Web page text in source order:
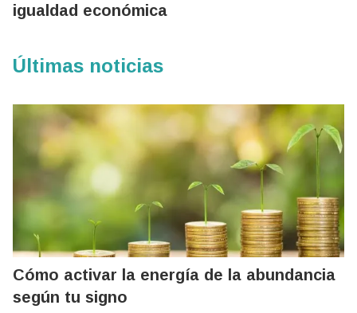
igualdad económica
Últimas noticias
Cómo activar la energía de la abundancia
según tu signo